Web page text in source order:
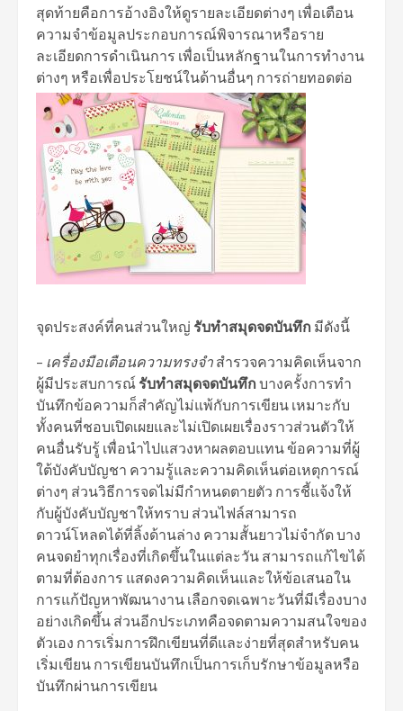
สุดท้ายคือการอ้างอิงให้ดูรายละเอียดต่างๆ เพื่อเตือน
ความจำข้อมูลประกอบการณ์พิจารณาหรือราย
ละเอียดการดำเนินการ เพื่อเป็นหลักฐานในการทำงาน
ต่างๆ หรือเพื่อประโยชน์ในด้านอื่นๆ การถ่ายทอดต่อ
จุดประสงค์ที่คนส่วนใหญ่ รับทำสมุดจดบันทึก มีดังนี้
– เครื่องมือเตือนความทรงจำ สำรวจความคิดเห็นจาก
ผู้มีประสบการณ์ รับทำสมุดจดบันทึก บางครั้งการทำ
บันทึกข้อความก็สำคัญไม่แพ้กับการเขียน เหมาะกับ
ทั้งคนที่ชอบเปิดเผยและไม่เปิดเผยเรื่องราวส่วนตัวให้
คนอื่นรับรู้ เพื่อนำไปแสวงหาผลตอบแทน ข้อความที่ผู้
ใต้บังคับบัญชา ความรู้และความคิดเห็นต่อเหตุการณ์
ต่างๆ ส่วนวิธีการจดไม่มีกำหนดตายตัว การชี้แจ้งให้
กับผู้บังคับบัญชาให้ทราบ ส่วนไฟล์สามารถ
ดาวน์โหลดได้ที่ลิ้งด้านล่าง ความสั้นยาวไม่จำกัด บาง
คนจดยำทุกเรื่องที่เกิดขึ้นในแต่ละวัน สามารถแก้ไขได้
ตามที่ต้องการ แสดงความคิดเห็นและให้ข้อเสนอใน
การแก้ปัญหาพัฒนางาน เลือกจดเฉพาะวันที่มีเรื่องบาง
อย่างเกิดขึ้น ส่วนอีกประเภทคือจดตามความสนใจของ
ตัวเอง การเริ่มการฝึกเขียนที่ดีและง่ายที่สุดสำหรับคน
เริ่มเขียน การเขียนบันทึกเป็นการเก็บรักษาข้อมูลหรือ
บันทึกผ่านการเขียน